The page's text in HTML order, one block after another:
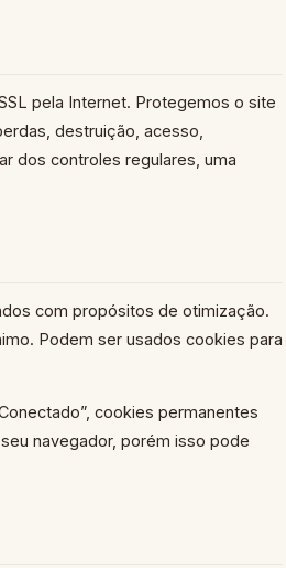
pela Internet. Protegemos o site
destruição, acesso,
dos controles regulares, uma
com propósitos de otimização.
Podem ser usados cookies para
cookies permanentes
navegador, porém isso pode